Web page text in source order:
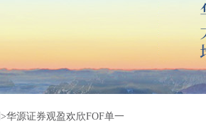
>华源证券观盈欢欣FOF单一